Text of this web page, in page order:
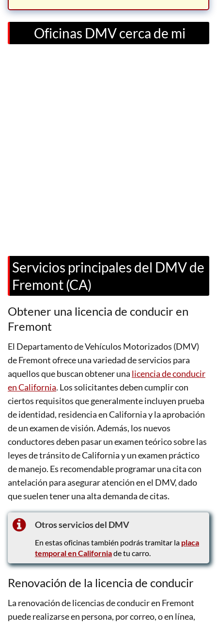
Oficinas DMV cerca de mi
Servicios principales del DMV de
Fremont (CA)
Obtener una licencia de conducir en
Fremont
El Departamento de Vehículos Motorizados (DMV)
de Fremont ofrece una variedad de servicios para
aquellos que buscan obtener una licencia de conducir
en California. Los solicitantes deben cumplir con
ciertos requisitos que generalmente incluyen prueba
de identidad, residencia en California y la aprobación
de un examen de visión. Además, los nuevos
conductores deben pasar un examen teórico sobre las
leyes de tránsito de California y un examen práctico
de manejo. Es recomendable programar una cita con
antelación para asegurar atención en el DMV, dado
que suelen tener una alta demanda de citas.
Otros servicios del DMV
En estas oficinas también podrás tramitar la placa
temporal en Californiade tu carro.
Renovación de la licencia de conducir
La renovación de licencias de conducir en Fremont
puede realizarse en persona, por correo, o en línea,